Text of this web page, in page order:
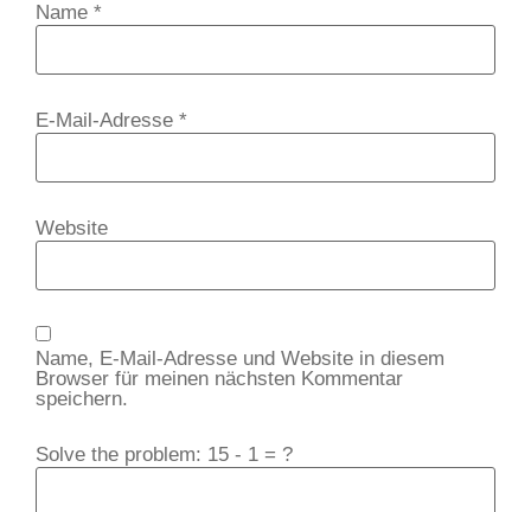
Name *
E-Mail-Adresse *
Website
Name, E-Mail-Adresse und Website in diesem
Browser für meinen nächsten Kommentar
speichern.
Solve the problem: 15 - 1 = ?